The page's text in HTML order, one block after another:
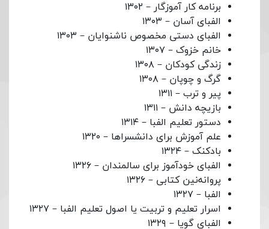
برنامه کار آموزگار – ۱۳۰۲
الفبای آسان – ۱۳۰۳
الفبای دستی مخصوص ناشنوایان – ۱۳۰۳
خانم خزوک – ۱۳۰۷
زندگی کودکان – ۱۳۰۸
گرگ و چوپان – ۱۳۰۸
پیر و ترب – ۱۳۱۱
بازیچه دانش – ۱۳۱۱
دستور تعلیم الفبا – ۱۳۱۴
علم آموزش برای دانشسراها – ۱۳۲۰
بادکنک – ۱۳۲۴
الفبای خودآموز برای سالمندان – ۱۳۲۶
پروانه‌نین کتابی – ۱۳۲۶
الفبا – ۱۳۲۷
اسرار تعلیم و تربیت یا اصول تعلیم الفبا – ۱۳۲۷
الفبای گویا – ۱۳۲۹